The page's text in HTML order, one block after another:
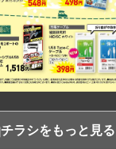
チラシをもっと見る